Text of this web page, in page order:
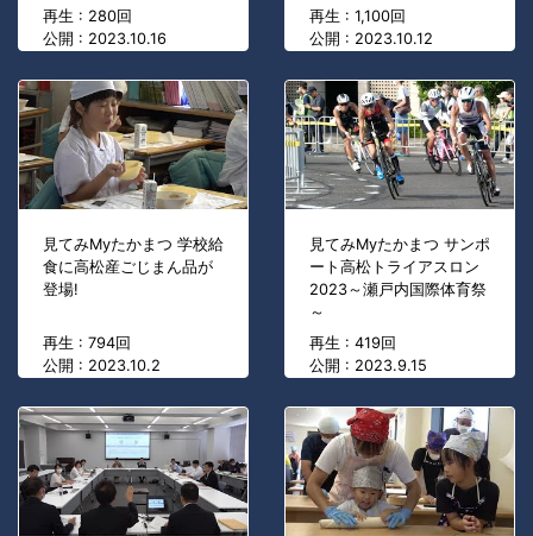
再生 : 280回
公開 : 2023.10.16
再生 : 1,100回
公開 : 2023.10.12
見てみMyたかまつ 学校給
食に高松産ごじまん品が
登場!
再生 : 794回
公開 : 2023.10.2
見てみMyたかまつ サンポ
ート高松トライアスロン
2023～瀬戸内国際体育祭
～
再生 : 419回
公開 : 2023.9.15